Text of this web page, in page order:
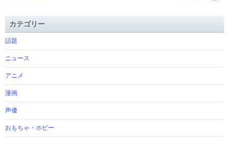
カテゴリー
話題
ニュース
アニメ
漫画
声優
おもちゃ・ホビー